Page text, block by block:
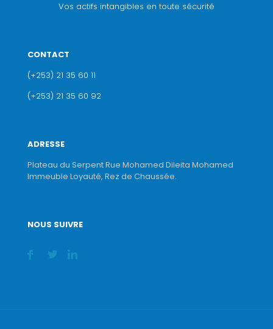
Vos actifs intangibles en toute sécurité
CONTACT
(+253) 21 35 60 11
(+253) 21 35 60 92
ADRESSE
Plateau du Serpent Rue Mohamed Dileita Mohamed
Immeuble Loyauté, Rez de Chaussée.
NOUS SUIVRE